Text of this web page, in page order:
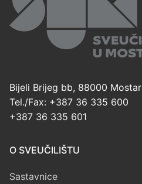
Bijeli Brijeg bb, 88000 Mostar
Tel./Fax: +387 36 335 600
+387 36 335 601
O SVEUČILIŠTU
Sastavnice